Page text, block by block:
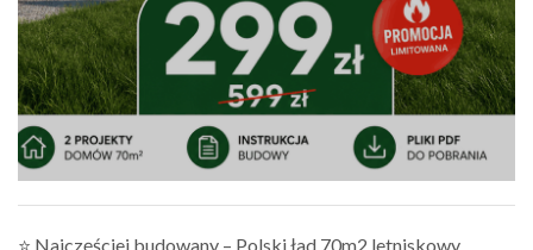
⭐ Najczęściej budowany – Polski ład 70m2 letniskowy